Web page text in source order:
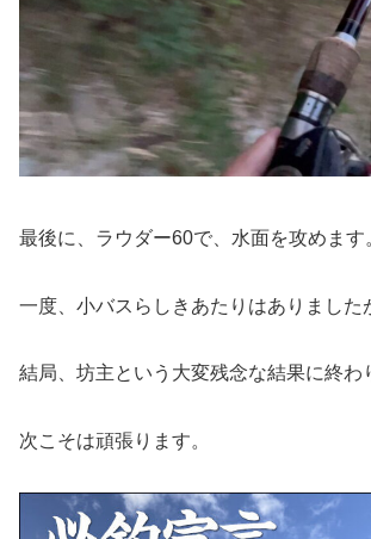
最後に、ラウダー60で、水面を攻めます
一度、小バスらしきあたりはありました
結局、坊主という大変残念な結果に終わ
次こそは頑張ります。